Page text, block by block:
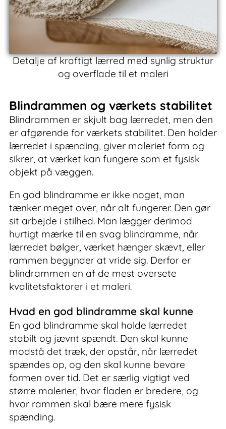
Detalje af kraftigt lærred med synlig struktur
og overflade til et maleri
Blindrammen og værkets stabilitet
Blindrammen er skjult bag lærredet, men den
er afgørende for værkets stabilitet. Den holder
lærredet i spænding, giver maleriet form og
sikrer, at værket kan fungere som et fysisk
objekt på væggen.
En god blindramme er ikke noget, man
tænker meget over, når alt fungerer. Den gør
sit arbejde i stilhed. Man lægger derimod
hurtigt mærke til en svag blindramme, når
lærredet bølger, værket hænger skævt, eller
rammen begynder at vride sig. Derfor er
blindrammen en af de mest oversete
kvalitetsfaktorer i et maleri.
Hvad en god blindramme skal kunne
En god blindramme skal holde lærredet
stabilt og jævnt spændt. Den skal kunne
modstå det træk, der opstår, når lærredet
spændes op, og den skal kunne bevare
formen over tid. Det er særlig vigtigt ved
større malerier, hvor fladen er bredere, og
hvor rammen skal bære mere fysisk
spænding.